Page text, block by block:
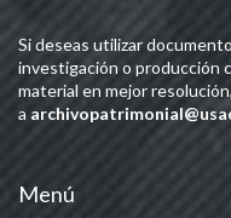
Si deseas utilizar
investigación o producción
material en mejor
a
Menú